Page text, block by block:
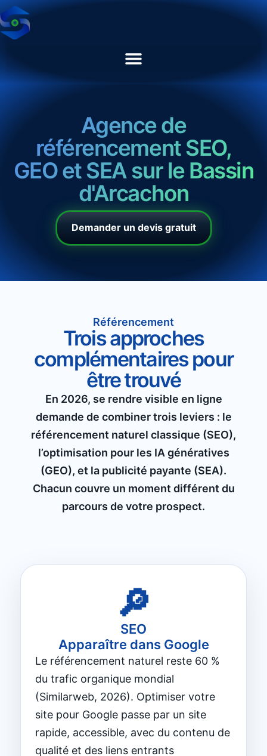
Agence de
référencement SEO,
GEO et SEA sur le Bassin
d'Arcachon
Demander un devis gratuit
Référencement
Trois approches
complémentaires pour
être trouvé
En 2026, se rendre visible en ligne
demande de combiner trois leviers : le
référencement naturel classique (SEO),
l’optimisation pour les IA génératives
(GEO), et la publicité payante (SEA).
Chacun couvre un moment différent du
parcours de votre prospect.
🔎
SEO
Apparaître dans Google
Le référencement naturel reste 60 %
du trafic organique mondial
(Similarweb, 2026). Optimiser votre
site pour Google passe par un site
rapide, accessible, avec du contenu de
qualité et des liens entrants